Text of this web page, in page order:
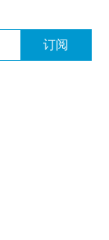
订阅